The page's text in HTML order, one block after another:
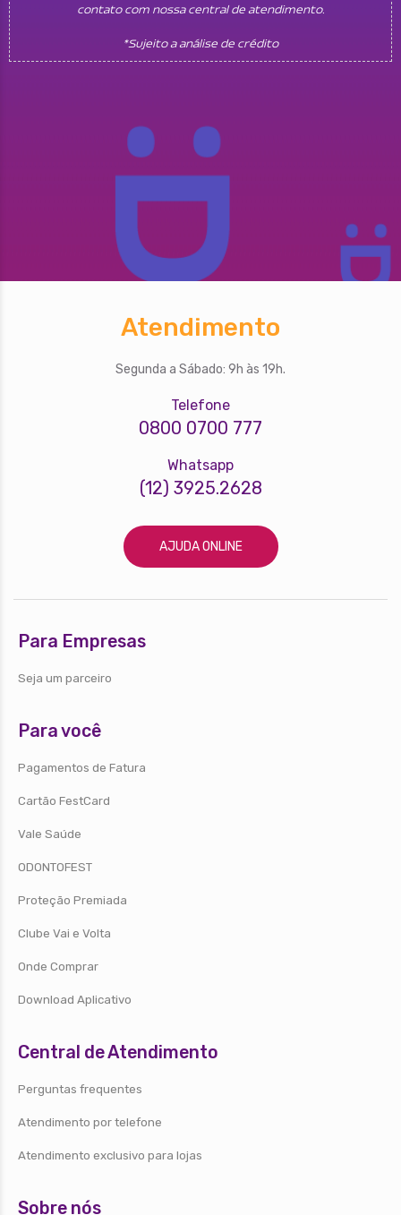
contato com nossa central de atendimento.
*Sujeito a análise de crédito
Atendimento
Segunda a Sábado: 9h às 19h.
Telefone
0800 0700 777
Whatsapp
(12) 3925.2628
AJUDA ONLINE
Para Empresas
Seja um parceiro
Para você
Pagamentos de Fatura
Cartão FestCard
Vale Saúde
ODONTOFEST
Proteção Premiada
Clube Vai e Volta
Onde Comprar
Download Aplicativo
Central de Atendimento
Perguntas frequentes
Atendimento por telefone
Atendimento exclusivo para lojas
Sobre nós